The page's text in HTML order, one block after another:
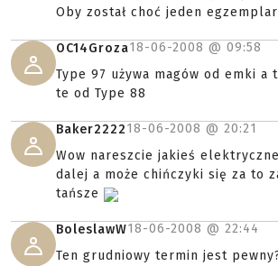
Oby został choć jeden
OC14Groza18-06-2008 @ 09:58
Type 97 używa magów od emki a
te od Type 88
Baker222218-06-2008 @ 20:21
Wow nareszcie jakieś
dalej a może chińczyki się za to
tańsze
BoleslawW18-06-2008 @ 22:44
Ten grudniowy termin jest